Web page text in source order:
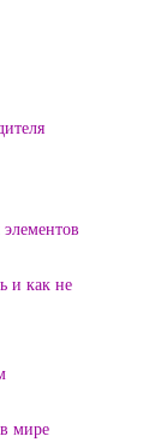
и как не
мире